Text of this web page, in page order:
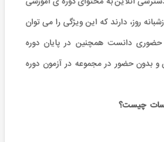
روز، دارند که این ویژگی را می توان
دانست همچنین در پایان دوره
و بدون حضور در مجموعه در آزمون دوره
چیست؟